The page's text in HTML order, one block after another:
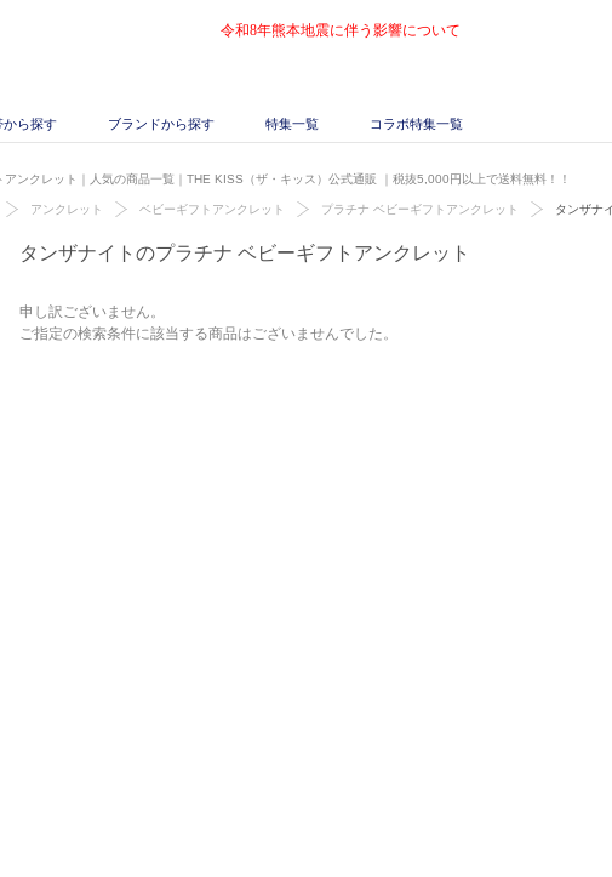
令和8年熊本地震に伴う影響について
から探す ブランドから探す 特集一覧 コラボ特集一覧
ンクレット｜人気の商品一覧｜THE KISS（ザ・キッス）公式通販 ｜税抜5,000円以上で送料無料！！
アンクレット ベビーギフトアンクレット プラチナ ベビーギフトアンクレット タンザナ
タンザナイトのプラチナ ベビーギフトアンクレット
申し訳ございません。
ご指定の検索条件に該当する商品はございませんでした。